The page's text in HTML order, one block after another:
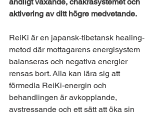
aktivering av ditt högre medvetande.
ReiKi är en japansk-tibetansk healing-
metod där mottagarens energisystem
balanseras och negativa energier
rensas bort. Alla kan lära sig att
förmedla ReiKi-energin och
behandlingen är avkopplande,
avstressande och ett sätt att öka sin